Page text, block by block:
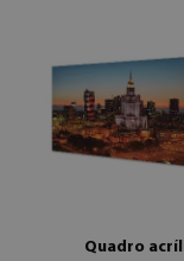
Quadro